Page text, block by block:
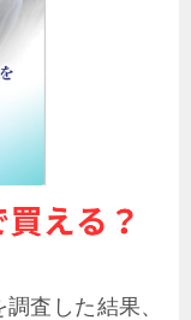
査した結果、